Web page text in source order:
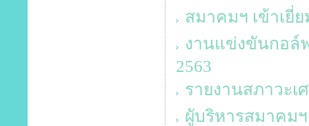
สมาคมฯ เข้าเยี่ย
งานแข่งขันกอล์
2563
รายงานสภาวะเ
ผูับริหารสมาคม